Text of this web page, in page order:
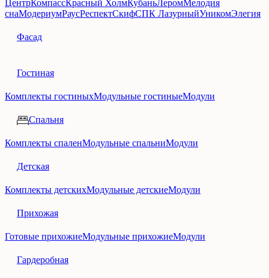
ЦентрКомпассКрасный ХолмКубаньЛеромМелодия
снаМодериумРаусРеспектСкифСПК ЛазурныйУникомЭлегия
Фасад
Гостиная
Комплекты гостиныхМодульные гостиныеМодули
Спальня
Комплекты спаленМодульные спальниМодули
Детская
Комплекты детскихМодульные детскиеМодули
Прихожая
Готовые прихожиеМодульные прихожиеМодули
Гардеробная